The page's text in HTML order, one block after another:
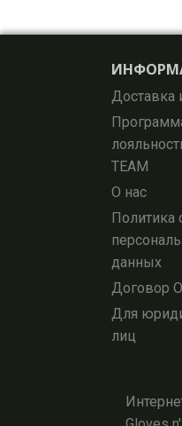
Доставка
TEAM
О нас
Политика
данных
Договор
Для
лиц